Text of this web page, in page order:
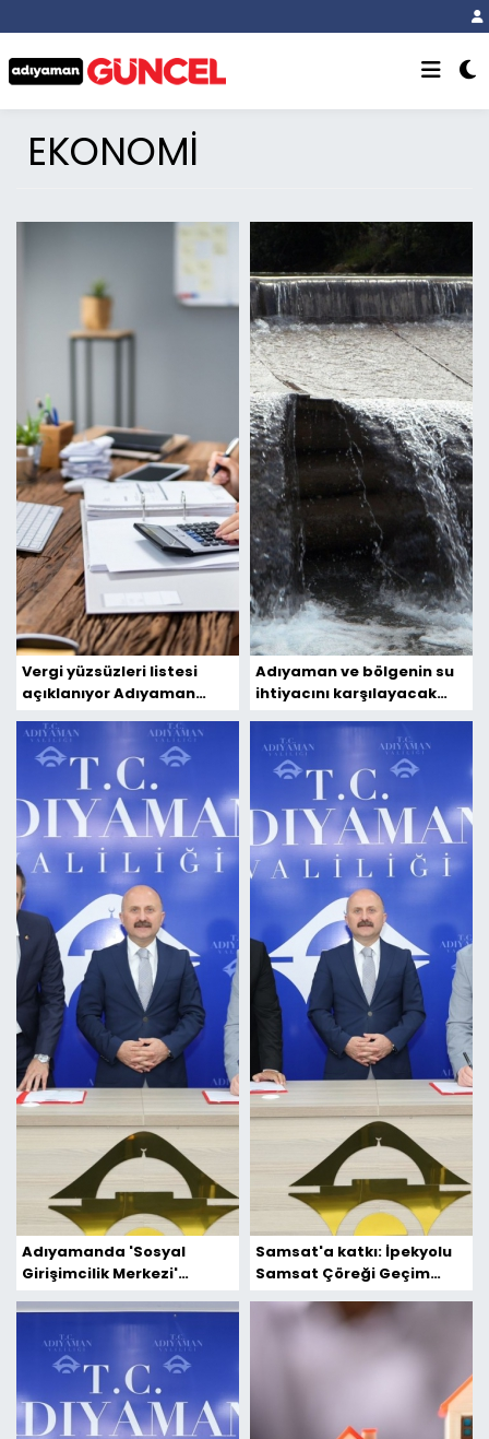
EKONOMİ
Vergi yüzsüzleri listesi
açıklanıyor Adıyaman
Adıyaman ve bölgenin su
ihtiyacını karşılayacak
barajlarında önemli
gelişme
Adıyamanda 'Sosyal
Girişimcilik Merkezi'
Samsat'a katkı: İpekyolu
Samsat Çöreği Geçim
protokolü imzalandı